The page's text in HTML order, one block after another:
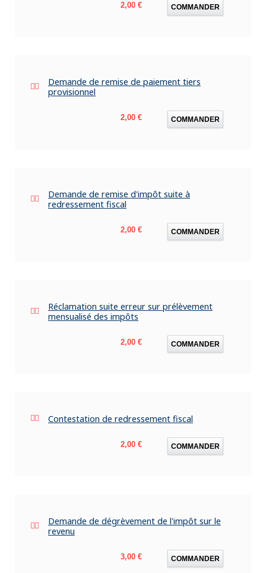
Prix
2,00 € COMMANDER
Demande de remise de paiement tiers
provisionnel
Prix
2,00 € COMMANDER
Demande de remise d'impôt suite à
redressement fiscal
Prix
2,00 € COMMANDER
Réclamation suite erreur sur prélèvement
mensualisé des impôts
Prix
2,00 € COMMANDER
Contestation de redressement fiscal
Prix
2,00 € COMMANDER
Demande de dégrèvement de l'impôt sur le
revenu
Prix
3,00 € COMMANDER